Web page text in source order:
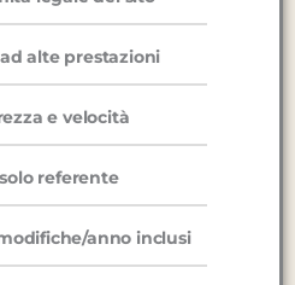
alte prestazioni
e velocità
referente
anno inclusi